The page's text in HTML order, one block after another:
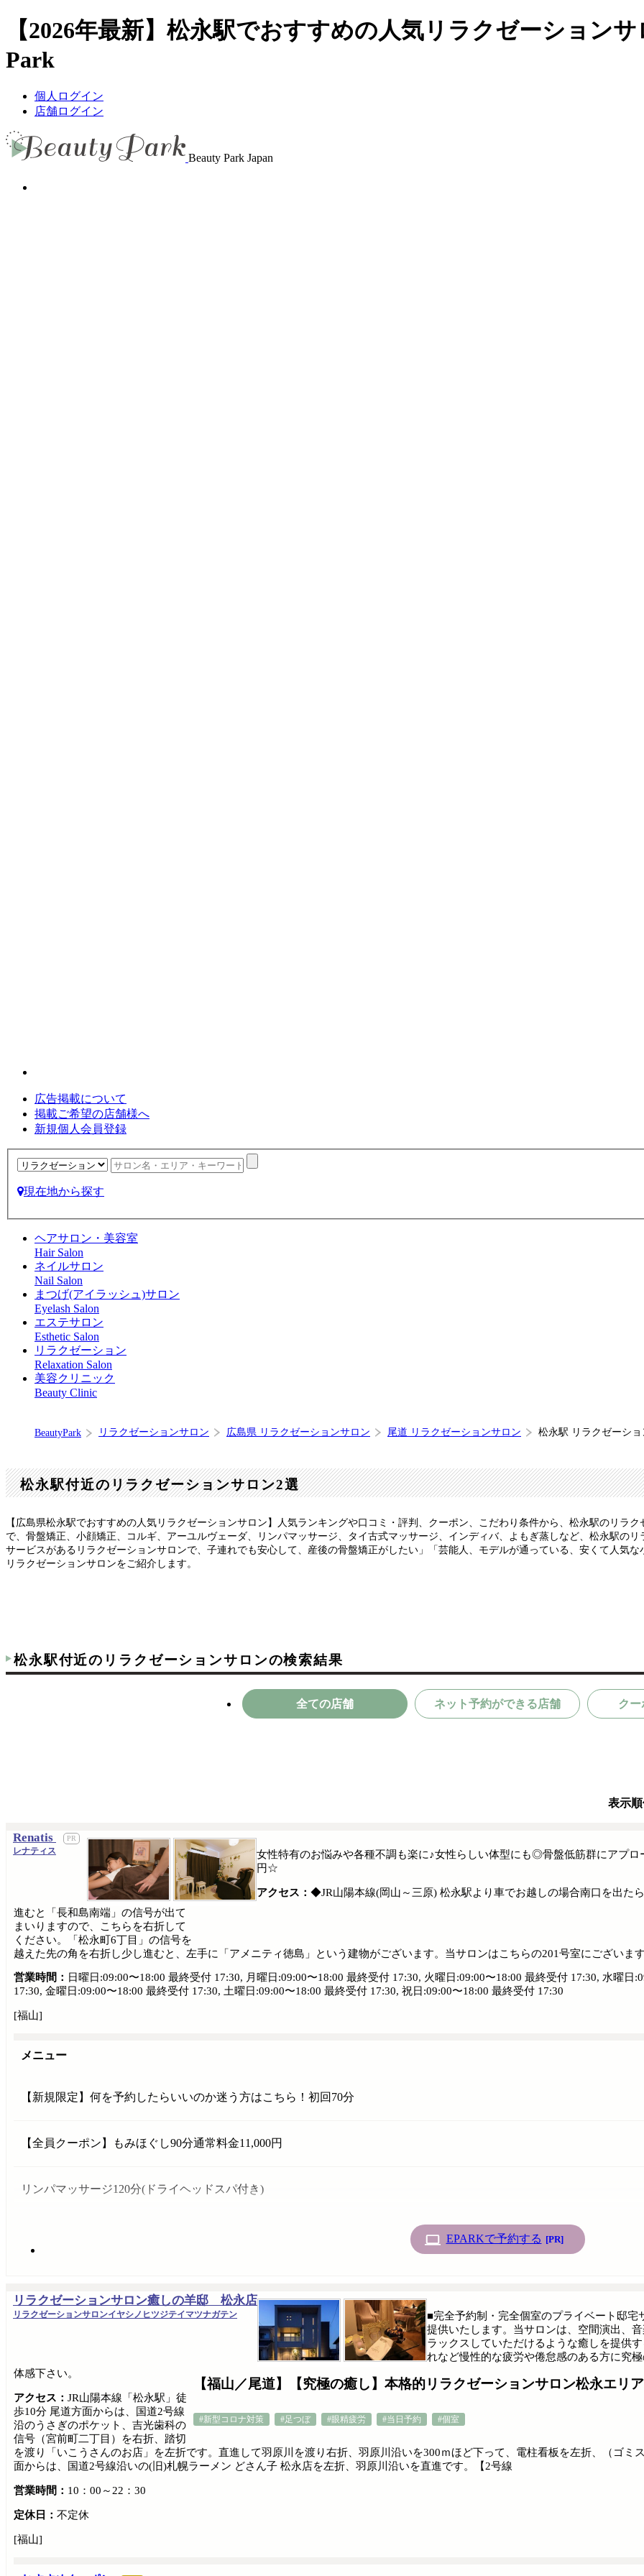
【2026年最新】松永駅でおすすめの人気リラクゼーション
Park
個人ログイン
店舗ログイン
Beauty Park Japan
広告掲載について
掲載ご希望の店舗様へ
新規個人会員登録
現在地から探す
ヘアサロン・美容室
Hair Salon
ネイルサロン
Nail Salon
まつげ(アイラッシュ)サロン
Eyelash Salon
エステサロン
Esthetic Salon
リラクゼーション
Relaxation Salon
美容クリニック
Beauty Clinic
BeautyPark リラクゼーションサロン 広島県 リラクゼーションサロン 尾道 リラクゼーションサロン 松永駅 リラクゼーシ
松永駅付近のリラクゼーションサロン2選
【広島県松永駅でおすすめの人気リラクゼーションサロン】人気ランキングや口コミ・評判、クーポン、こだわり条件から、松永駅のリラ
で、骨盤矯正、小顔矯正、コルギ、アーユルヴェーダ、リンパマッサージ、タイ古式マッサージ、インディバ、よもぎ蒸しなど、松永駅の
サービスがあるリラクゼーションサロンで、子連れでも安心して、産後の骨盤矯正がしたい」「芸能人、モデルが通っている、安くて人気
リラクゼーションサロンをご紹介します。
松永駅付近のリラクゼーションサロンの検索結果
全ての店舗 ネット予約ができる店舗 クー
表示
Renatis
レナティス
女性特有のお悩みや各種不調も楽に♪女性らしい体型にも◎骨盤低筋群にアプ
円☆
アクセス： ◆JR山陽本線(岡山～三原) 松永駅より車でお越しの場合南口を出た
進むと「長和島南端」の信号が出て
まいりますので、こちらを右折して
ください。「松永町6丁目」の信号を
越えた先の角を右折し少し進むと、左手に「アメニティ徳島」という建物がございます。当サロンはこちらの201号室にございま
営業時間： 日曜日:09:00〜18:00 最終受付 17:30, 月曜日:09:00〜18:00 最終受付 17:30, 火曜日:09:00〜18:00 最終受付 17:30, 水曜日
17:30, 金曜日:09:00〜18:00 最終受付 17:30, 土曜日:09:00〜18:00 最終受付 17:30, 祝日:09:00〜18:00 最終受付 17:30
[福山]
メニュー
【新規限定】何を予約したらいいのか迷う方はこちら！初回70分
【全員クーポン】もみほぐし90分通常料金11,000円
リンパマッサージ120分(ドライヘッドスパ付き)
EPARKで予約する [PR]
リラクゼーションサロン癒しの羊邸 松永店
リラクゼーションサロンイヤシノヒツジテイマツナガテン
【福山／尾道】【究極の癒し】本格的リラクゼーションサロン松永エリ
#新型コロナ対策 #足つぼ #眼精疲労 #当日予約 #個室
■完全予約制・完全個室のプライベート邸
提供いたします。当サロンは、空間演出、
ラックスしていただけるような癒しを提供
れなど慢性的な疲労や倦怠感のある方に究
体感下さい。
アクセス： JR山陽本線「松永駅」徒
歩10分 尾道方面からは、国道2号線
沿のうさぎのポケット、吉光歯科の
信号（宮前町二丁目）を右折、踏切
を渡り「いこうさんのお店」を左折です。直進して羽原川を渡り右折、羽原川沿いを300ｍほど下って、電柱看板を左折、（ゴ
面からは、国道2号線沿いの(旧)札幌ラーメン どさん子 松永店を左折、羽原川沿いを直進です。【2号線
営業時間： 10：00～22：30
定休日： 不定休
[福山]